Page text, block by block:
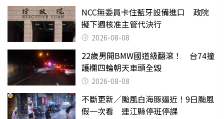
NCC無委員卡住藍牙設備進口 政院
擬下週核准主管代決行
2026-08-08
22歲男開BMW國道級翻滾！ 台74撞
護欄四輪朝天車頭全毀
2026-08-08
不斷更新／颱風白海豚逼近！9日颱風
假一次看 連江縣停班停課